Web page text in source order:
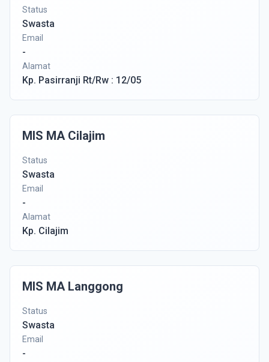
Status
Swasta
Email
-
Alamat
Kp. Pasirranji Rt/Rw : 12/05
MIS MA Cilajim
Status
Swasta
Email
-
Alamat
Kp. Cilajim
MIS MA Langgong
Status
Swasta
Email
-